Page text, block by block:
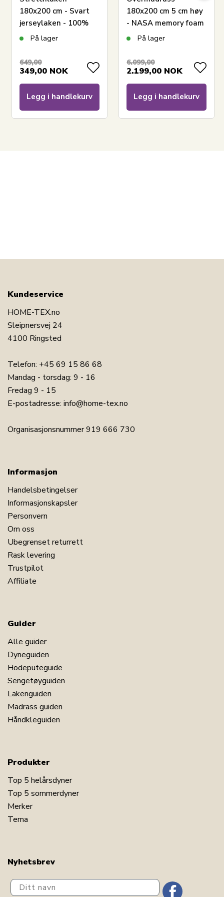
180x200 cm - Svart
jerseylaken - 100%
bomull - Formsydd
På lager
649,00
349,00 NOK
Legg i handlekurv
180x200 cm 5 cm høy
- NASA memory foam
- Ergonomisk
Living
På lager
6.099,00
2.199,00 NOK
Legg i handlekurv
Kundeservice
HOME-TEX.no
Sleipnersvej 24
4100 Ringsted
Telefon: +45 69 15 86 68
Mandag - torsdag: 9 - 16
Fredag 9 - 15
E-postadresse: info@home-tex.no
Organisasjonsnummer 919 666 730
Informasjon
Handelsbetingelser
Informasjonskapsler
Personvern
Om oss
Ubegrenset returrett
Rask levering
Trustpilot
Affiliate
Guider
Alle guider
Dyneguiden
Hodeputeguide
Sengetøyguiden
Lakenguiden
Madrass guiden
Håndkleguiden
Produkter
Top 5 helårsdyner
Top 5 sommerdyner
Merker
Tema
Nyhetsbrev
Ditt navn